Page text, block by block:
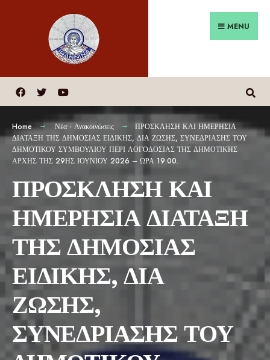
MENU
Home Νέα - Ανακοινώσεις
ΠΡΟΣΚΛΗΣΗ ΚΑΙ ΗΜΕΡΗΣΙΑ
ΔΙΑΤΑΞΗ ΤΗΣ ΔΗΜΟΣΙΑΣ ΕΙΔΙΚΗΣ, ΔΙΑ ΖΩΣΗΣ, ΣΥΝΕΔΡΙΑΣΗΣ ΤΟΥ
ΔΗΜΟΤΙΚΟΥ ΣΥΜΒΟΥΛΙΟΥ ΠΕΡΙ ΛΟΓΟΔΟΣΙΑΣ ΤΗΣ ΔΗΜΟΤΙΚΗΣ
ΑΡΧΗΣ ΤΗΣ 29ΗΣ ΙΟΥΝΙΟΥ 2026 – ΩΡΑ 19:00.
ΠΡΟΣΚΛΗΣΗ ΚΑΙ
ΗΜΕΡΗΣΙΑ ΔΙΑΤΑΞΗ
ΤΗΣ ΔΗΜΟΣΙΑΣ
ΕΙΔΙΚΗΣ, ΔΙΑ
ΖΩΣΗΣ,
ΣΥΝΕΔΡΙΑΣΗΣ ΤΟΥ